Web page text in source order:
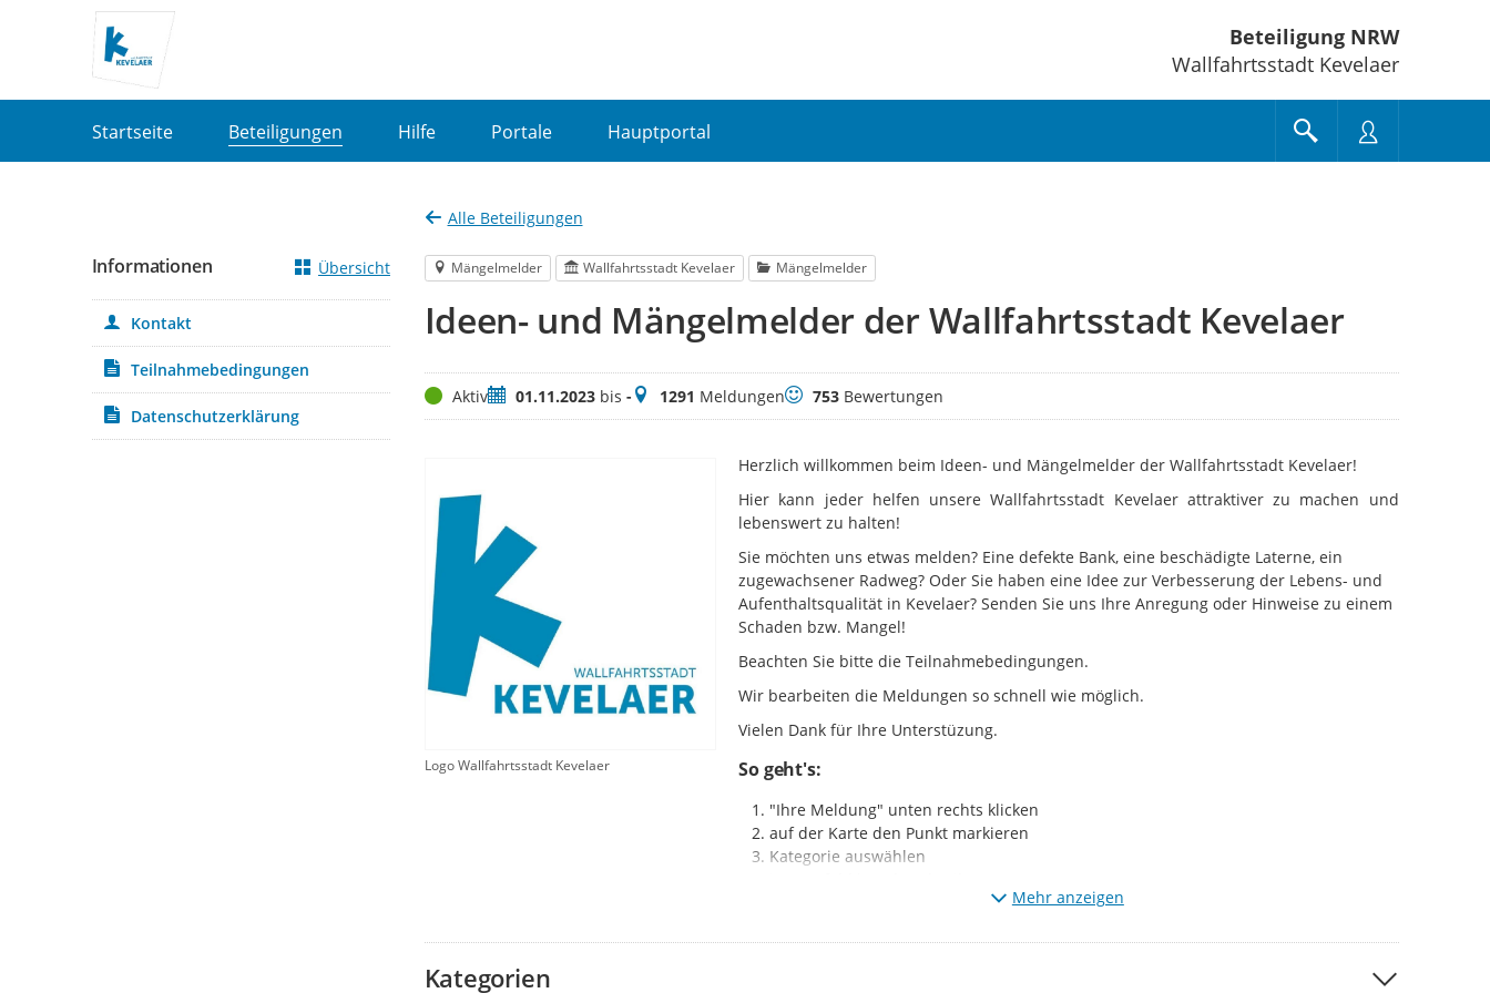
Beteiligung NRW
Wallfahrtsstadt Kevelaer
Startseite Beteiligungen Hilfe Portale Hauptportal
Alle Beteiligungen
Mängelmelder Wallfahrtsstadt Kevelaer Mängelmelder
Ideen- und Mängelmelder der Wallfahrtsstadt Kevelaer
StatusAktivZeitraum
01.11.2023bis -Meldungen
1291 MeldungenBewertungen
753Bewertungen
Logo Wallfahrtsstadt Kevelaer
Herzlich willkommen beim Ideen- und Mängelmelder der Wallfahrtsstadt Kevelaer!
Hier kann jeder helfen unsere Wallfahrtsstadt Kevelaer attraktiver zu machen und
lebenswert zu halten!
Sie möchten uns etwas melden? Eine defekte Bank, eine beschädigte Laterne, ein
zugewachsener Radweg? Oder Sie haben eine Idee zur Verbesserung der Lebens- und
Aufenthaltsqualität in Kevelaer? Senden Sie uns Ihre Anregung oder Hinweise zu einem
Schaden bzw. Mangel!
Beachten Sie bitte die Teilnahmebedingungen.
Wir bearbeiten die Meldungen so schnell wie möglich.
Vielen Dank für Ihre Unterstüzung.
So geht's:
"Ihre Meldung" unten rechts klicken
auf der Karte den Punkt markieren
Kategorie auswählen
Mehr anzeigen
Kategorien
Informationen Übersicht
Kontakt
Teilnahmebedingungen
Datenschutzerklärung